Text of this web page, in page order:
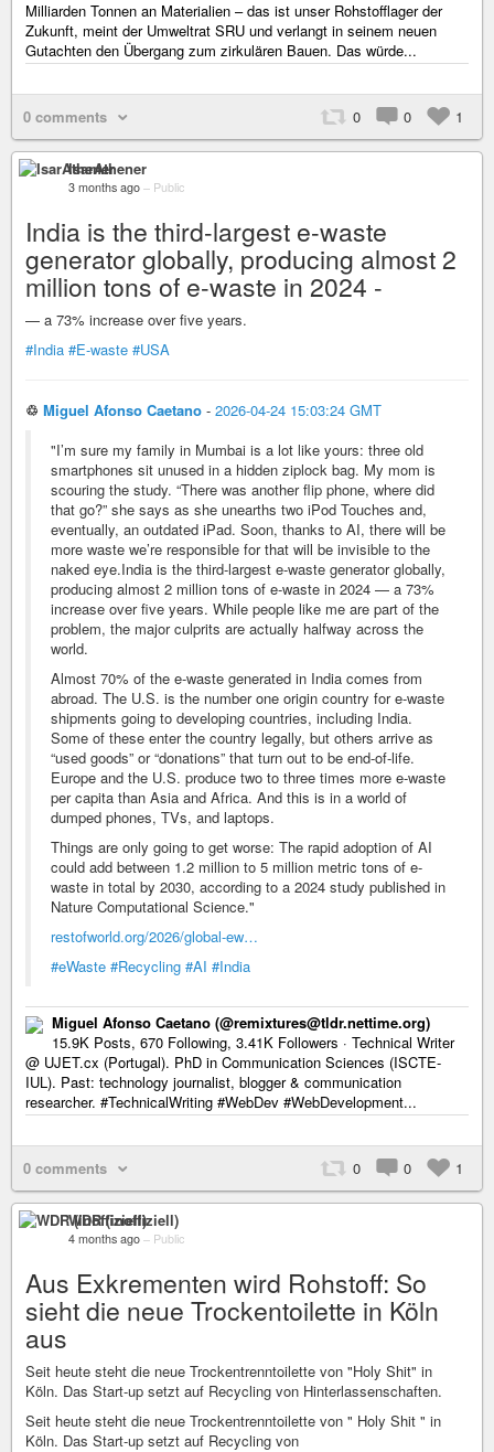
Milliarden Tonnen an Materialien – das ist unser Rohstofflager der
Zukunft, meint der Umweltrat SRU und verlangt in seinem neuen
Gutachten den Übergang zum zirkulären Bauen. Das würde...
0 comments 0 0 1
IsarAthener
3 months ago – Public
India is the third-largest e-waste
generator globally, producing almost 2
million tons of e-waste in 2024 -
— a 73% increase over five years.
#India #E-waste #USA
♲ Miguel Afonso Caetano - 2026-04-24 15:03:24 GMT
"I’m sure my family in Mumbai is a lot like yours: three old
smartphones sit unused in a hidden ziplock bag. My mom is
scouring the study. “There was another flip phone, where did
that go?” she says as she unearths two iPod Touches and,
eventually, an outdated iPad. Soon, thanks to AI, there will be
more waste we’re responsible for that will be invisible to the
naked eye.India is the third-largest e-waste generator globally,
producing almost 2 million tons of e-waste in 2024 — a 73%
increase over five years. While people like me are part of the
problem, the major culprits are actually halfway across the
world.
Almost 70% of the e-waste generated in India comes from
abroad. The U.S. is the number one origin country for e-waste
shipments going to developing countries, including India.
Some of these enter the country legally, but others arrive as
“used goods” or “donations” that turn out to be end-of-life.
Europe and the U.S. produce two to three times more e-waste
per capita than Asia and Africa. And this is in a world of
dumped phones, TVs, and laptops.
Things are only going to get worse: The rapid adoption of AI
could add between 1.2 million to 5 million metric tons of e-
waste in total by 2030, according to a 2024 study published in
Nature Computational Science."
restofworld.org/2026/global-ew…
#eWaste #Recycling #AI #India
Miguel Afonso Caetano (@remixtures@tldr.nettime.org)
15.9K Posts, 670 Following, 3.41K Followers · Technical Writer
@ UJET.cx (Portugal). PhD in Communication Sciences (ISCTE-
IUL). Past: technology journalist, blogger & communication
researcher. #TechnicalWriting #WebDev #WebDevelopment...
0 comments 0 0 1
WDR (inoffiziell)
4 months ago – Public
Aus Exkrementen wird Rohstoff: So
sieht die neue Trockentoilette in Köln
aus
Seit heute steht die neue Trockentrenntoilette von "Holy Shit" in
Köln. Das Start-up setzt auf Recycling von Hinterlassenschaften.
Seit heute steht die neue Trockentrenntoilette von " Holy Shit " in
Köln. Das Start-up setzt auf Recycling von